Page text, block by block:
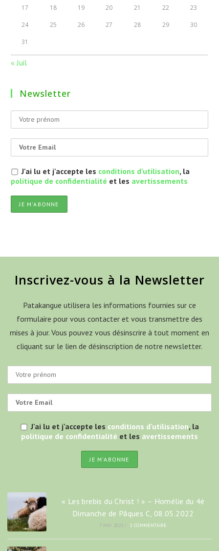
17 18 19 20 21 22 23
24 25 26 27 28 29 30
31
« Juil
Newsletter
J'ai lu et j'accepte les conditions d'utilisation, la
politique de confidentialité et les avertissements
Inscrivez-vous à la Newsletter
Patakangue utilisera les informations fournies sur ce
formulaire pour vous contacter et vous transmettre des
mises à jour. Vous pouvez vous désinscrire à tout moment en
cliquant sur le lien de désinscription de notre newsletter.
J'ai lu et j'accepte les conditions d'utilisation, la
politique de confidentialité et les avertissements
« Les brebis du Christ ! » – Homélie du 4è
Dimanche de Pâques C, 08.05.2022
7 MAI 2022 / 1 COMMENTAIRE